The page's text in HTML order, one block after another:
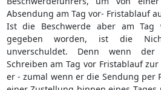
Absendung am Tag vor- Fristablauf
Ist die Beschwerde aber am Tag
gegeben worden, ist die
unverschuldet. Denn wenn der
Schreiben am Tag vor Fristablauf
er - zumal wenn er die Sendung per